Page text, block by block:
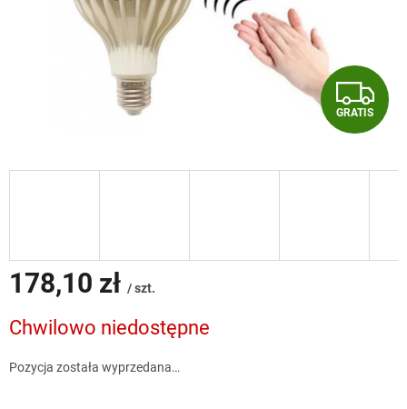
G
R
A
GRATIS
178,10 zł / szt.
jednostkowa:
Chwilowo niedostępne
Pozycja została wyprzedana…